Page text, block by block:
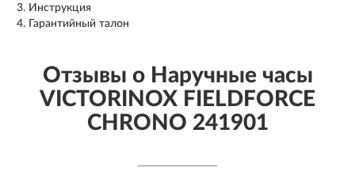
Инструкция
Гарантийный талон
Отзывы о Наручные часы
VICTORINOX FIELDFORCE
CHRONO 241901